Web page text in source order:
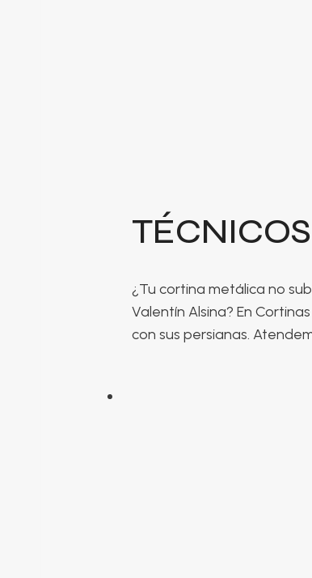
¿Tu cortina metálica no
Valentín Alsina? En
con sus persianas.